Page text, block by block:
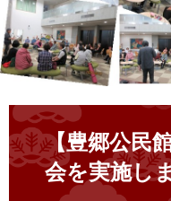
本
文
【豊郷公民
会を実施し